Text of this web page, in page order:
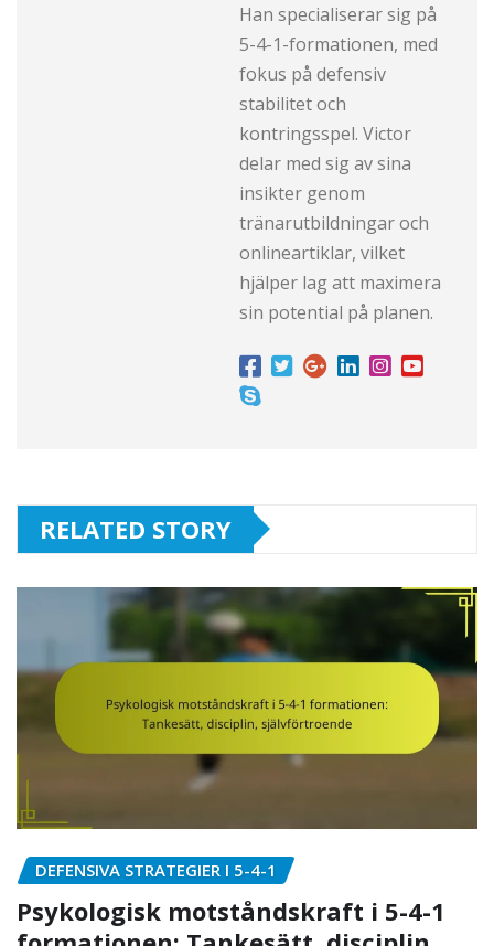
Han specialiserar sig på
5-4-1-formationen, med
fokus på defensiv
stabilitet och
kontringsspel. Victor
delar med sig av sina
insikter genom
tränarutbildningar och
onlineartiklar, vilket
hjälper lag att maximera
sin potential på planen.
RELATED STORY
DEFENSIVA STRATEGIER I 5-4-1
Psykologisk motståndskraft i 5-4-1